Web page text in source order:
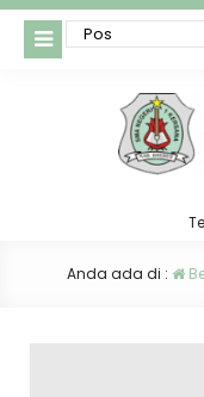
Anda ada di :